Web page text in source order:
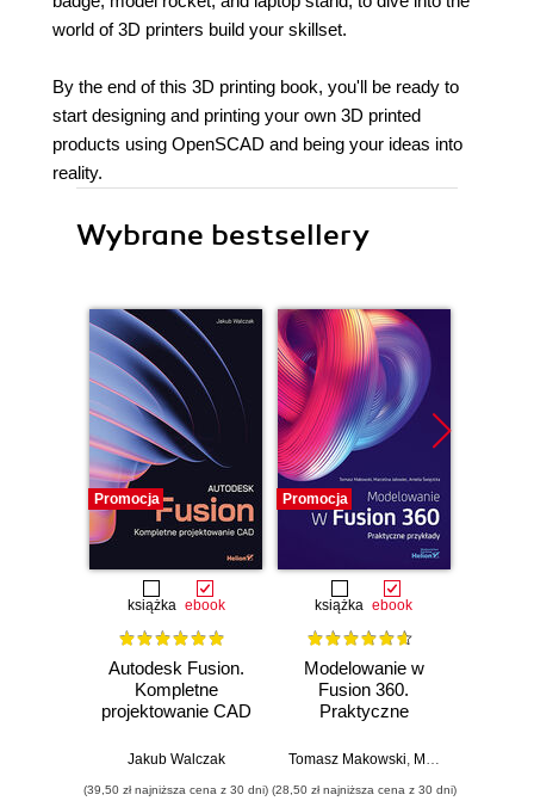
world of 3D printers build your skillset.
By the end of this 3D printing book, you'll be ready to
start designing and printing your own 3D printed
products using OpenSCAD and being your ideas into
reality.
Wybrane bestsellery
Promocja
książka ebook
Autodesk Fusion.
Kompletne
projektowanie CAD
Jakub Walczak
(39,50 zł najniższa cena z 30 dni)
Promocja
książka ebook
Modelowanie w
Fusion 360.
Praktyczne
Tomasz Makowski, Marcelina Jałowiec
(28,50 zł najniższa cena z 30 dni)